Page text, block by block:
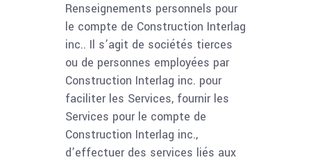
Renseignements personnels pour
le compte de Construction Interlag
inc.. Il s’agit de sociétés tierces
ou de personnes employées par
Construction Interlag inc. pour
faciliter les Services, fournir les
Services pour le compte de
Construction Interlag inc.,
d’effectuer des services liés aux